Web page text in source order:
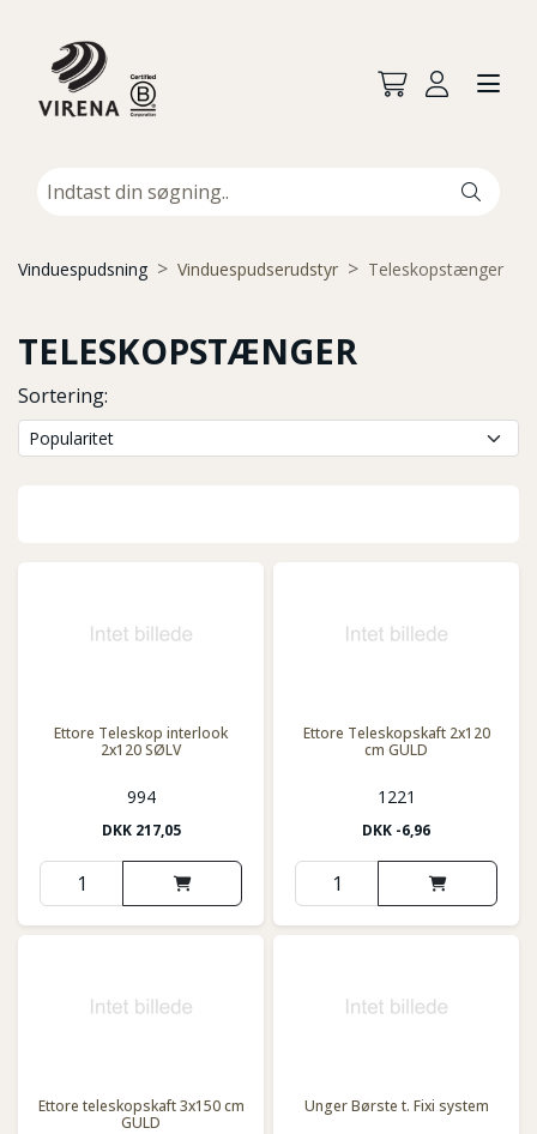
Vinduespudsning Vinduespudserudstyr Teleskopstænger
TELESKOPSTÆNGER
Sortering:
Ettore Teleskop interlook
2x120 SØLV
994
DKK 217,05
Ettore Teleskopskaft 2x120
cm GULD
1221
DKK -6,96
Ettore teleskopskaft 3x150 cm
GULD
Unger Børste t. Fixi system